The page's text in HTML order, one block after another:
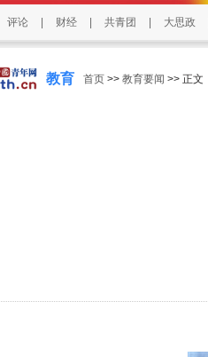
评论 财经 共青团 大思政
教育 首页 >> 教育要闻 >> 正文